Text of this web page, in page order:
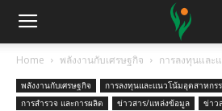
Home พลังงานกับเศรษฐกิจ การลงทุนและ
พลังงานกับเศรษฐกิจ การลงทุนและแนวโน้มอุตสาหกร
การสำรวจ และการผลิต
ข่าวสาร/แหล่งข้อมูล ข่าว